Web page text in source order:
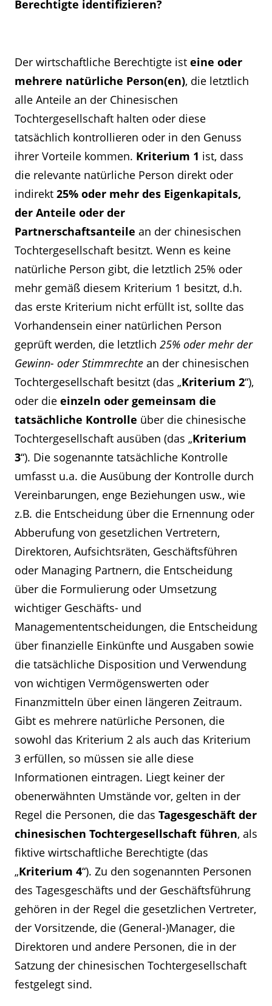
Berechtigte identifizieren?
Der wirtschaftliche Berechtigte ist eine oder
mehrere natürliche Person(en), die letztlich
alle Anteile an der Chinesischen
Tochtergesellschaft halten oder diese
tatsächlich kontrollieren oder in den Genuss
ihrer Vorteile kommen. Kriterium 1 ist, dass
die relevante natürliche Person direkt oder
indirekt 25% oder mehr des Eigenkapitals,
der Anteile oder der
Partnerschaftsanteile an der chinesischen
Tochtergesellschaft besitzt. Wenn es keine
natürliche Person gibt, die letztlich 25% oder
mehr gemäß diesem Kriterium 1 besitzt, d.h.
das erste Kriterium nicht erfüllt ist, sollte das
Vorhandensein einer natürlichen Person
geprüft werden, die letztlich 25% oder mehr der
Gewinn- oder Stimmrechte an der chinesischen
Tochtergesellschaft besitzt (das „Kriterium 2“),
oder die einzeln oder gemeinsam die
tatsächliche Kontrolle über die chinesische
Tochtergesellschaft ausüben (das „Kriterium
3“). Die sogenannte tatsächliche Kontrolle
umfasst u.a. die Ausübung der Kontrolle durch
Vereinbarungen, enge Beziehungen usw., wie
z.B. die Entscheidung über die Ernennung oder
Abberufung von gesetzlichen Vertretern,
Direktoren, Aufsichtsräten, Geschäftsführen
oder Managing Partnern, die Entscheidung
über die Formulierung oder Umsetzung
wichtiger Geschäfts- und
Managemententscheidungen, die Entscheidung
über finanzielle Einkünfte und Ausgaben sowie
die tatsächliche Disposition und Verwendung
von wichtigen Vermögenswerten oder
Finanzmitteln über einen längeren Zeitraum.
Gibt es mehrere natürliche Personen, die
sowohl das Kriterium 2 als auch das Kriterium
3 erfüllen, so müssen sie alle diese
Informationen eintragen. Liegt keiner der
obenerwähnten Umstände vor, gelten in der
Regel die Personen, die das Tagesgeschäft der
chinesischen Tochtergesellschaft führen, als
fiktive wirtschaftliche Berechtigte (das
„Kriterium 4“). Zu den sogenannten Personen
des Tagesgeschäfts und der Geschäftsführung
gehören in der Regel die gesetzlichen Vertreter,
der Vorsitzende, die (General-)Manager, die
Direktoren und andere Personen, die in der
Satzung der chinesischen Tochtergesellschaft
festgelegt sind.